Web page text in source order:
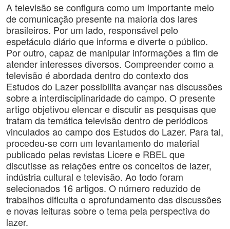
A televisão se configura como um importante meio
de comunicação presente na maioria dos lares
brasileiros. Por um lado, responsável pelo
espetáculo diário que informa e diverte o público.
Por outro, capaz de manipular informações a fim de
atender interesses diversos. Compreender como a
televisão é abordada dentro do contexto dos
Estudos do Lazer possibilita avançar nas discussões
sobre a interdisciplinaridade do campo. O presente
artigo objetivou elencar e discutir as pesquisas que
tratam da temática televisão dentro de periódicos
vinculados ao campo dos Estudos do Lazer. Para tal,
procedeu-se com um levantamento do material
publicado pelas revistas Licere e RBEL que
discutisse as relações entre os conceitos de lazer,
indústria cultural e televisão. Ao todo foram
selecionados 16 artigos. O número reduzido de
trabalhos dificulta o aprofundamento das discussões
e novas leituras sobre o tema pela perspectiva do
lazer.